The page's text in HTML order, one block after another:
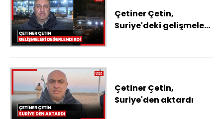
Çetiner Çetin,
Suriye'deki gelişmeleri
Çetiner Çetin,
Suriye'den aktardı